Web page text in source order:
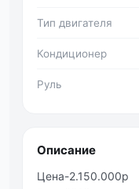
Тип двигателя
Кондиционер
Руль
Описание
Цeнa-2.150.000р